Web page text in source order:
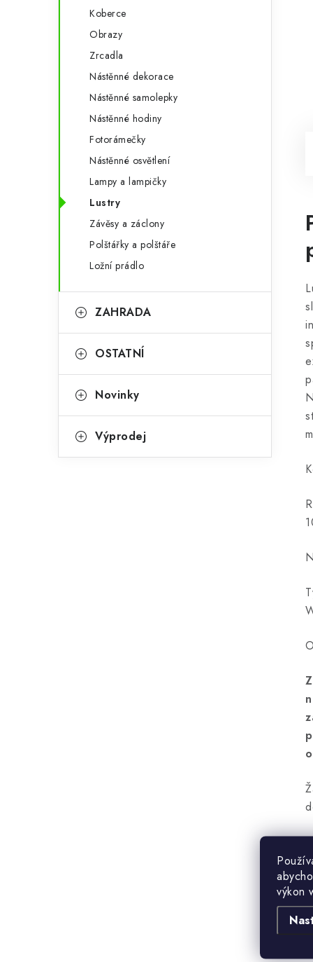
výkon
Koberce
Obrazy
Zrcadla
Nástěnné dekorace
Nástěnné samolepky
Nástěnné hodiny
Fotorámečky
Nástěnné osvětlení
Lampy a lampičky
Lustry
Závěsy a záclony
Polštářky a polštáře
Ložní prádlo
ZAHRADA
OSTATNÍ
Novinky
Výprodej